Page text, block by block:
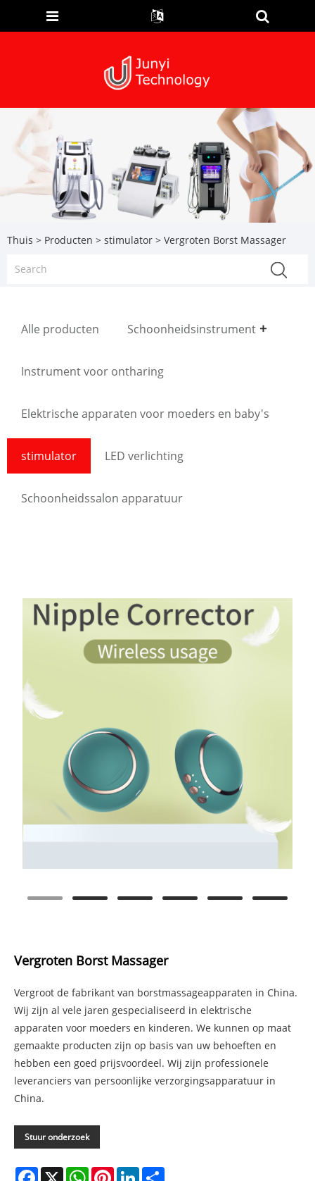
Thuis > Producten > stimulator > Vergroten Borst Massager
Alle producten Schoonheidsinstrument
Instrument voor ontharing
Elektrische apparaten voor moeders en baby's
stimulator LED verlichting
Schoonheidssalon apparatuur
Vergroten Borst Massager
Vergroot de fabrikant van borstmassageapparaten in China.
Wij zijn al vele jaren gespecialiseerd in elektrische
apparaten voor moeders en kinderen. We kunnen op maat
gemaakte producten zijn op basis van uw behoeften en
hebben een goed prijsvoordeel. Wij zijn professionele
leveranciers van persoonlijke verzorgingsapparatuur in
China.
Stuur onderzoek
Facebook
X WhatsAppPinterestLinkedIn